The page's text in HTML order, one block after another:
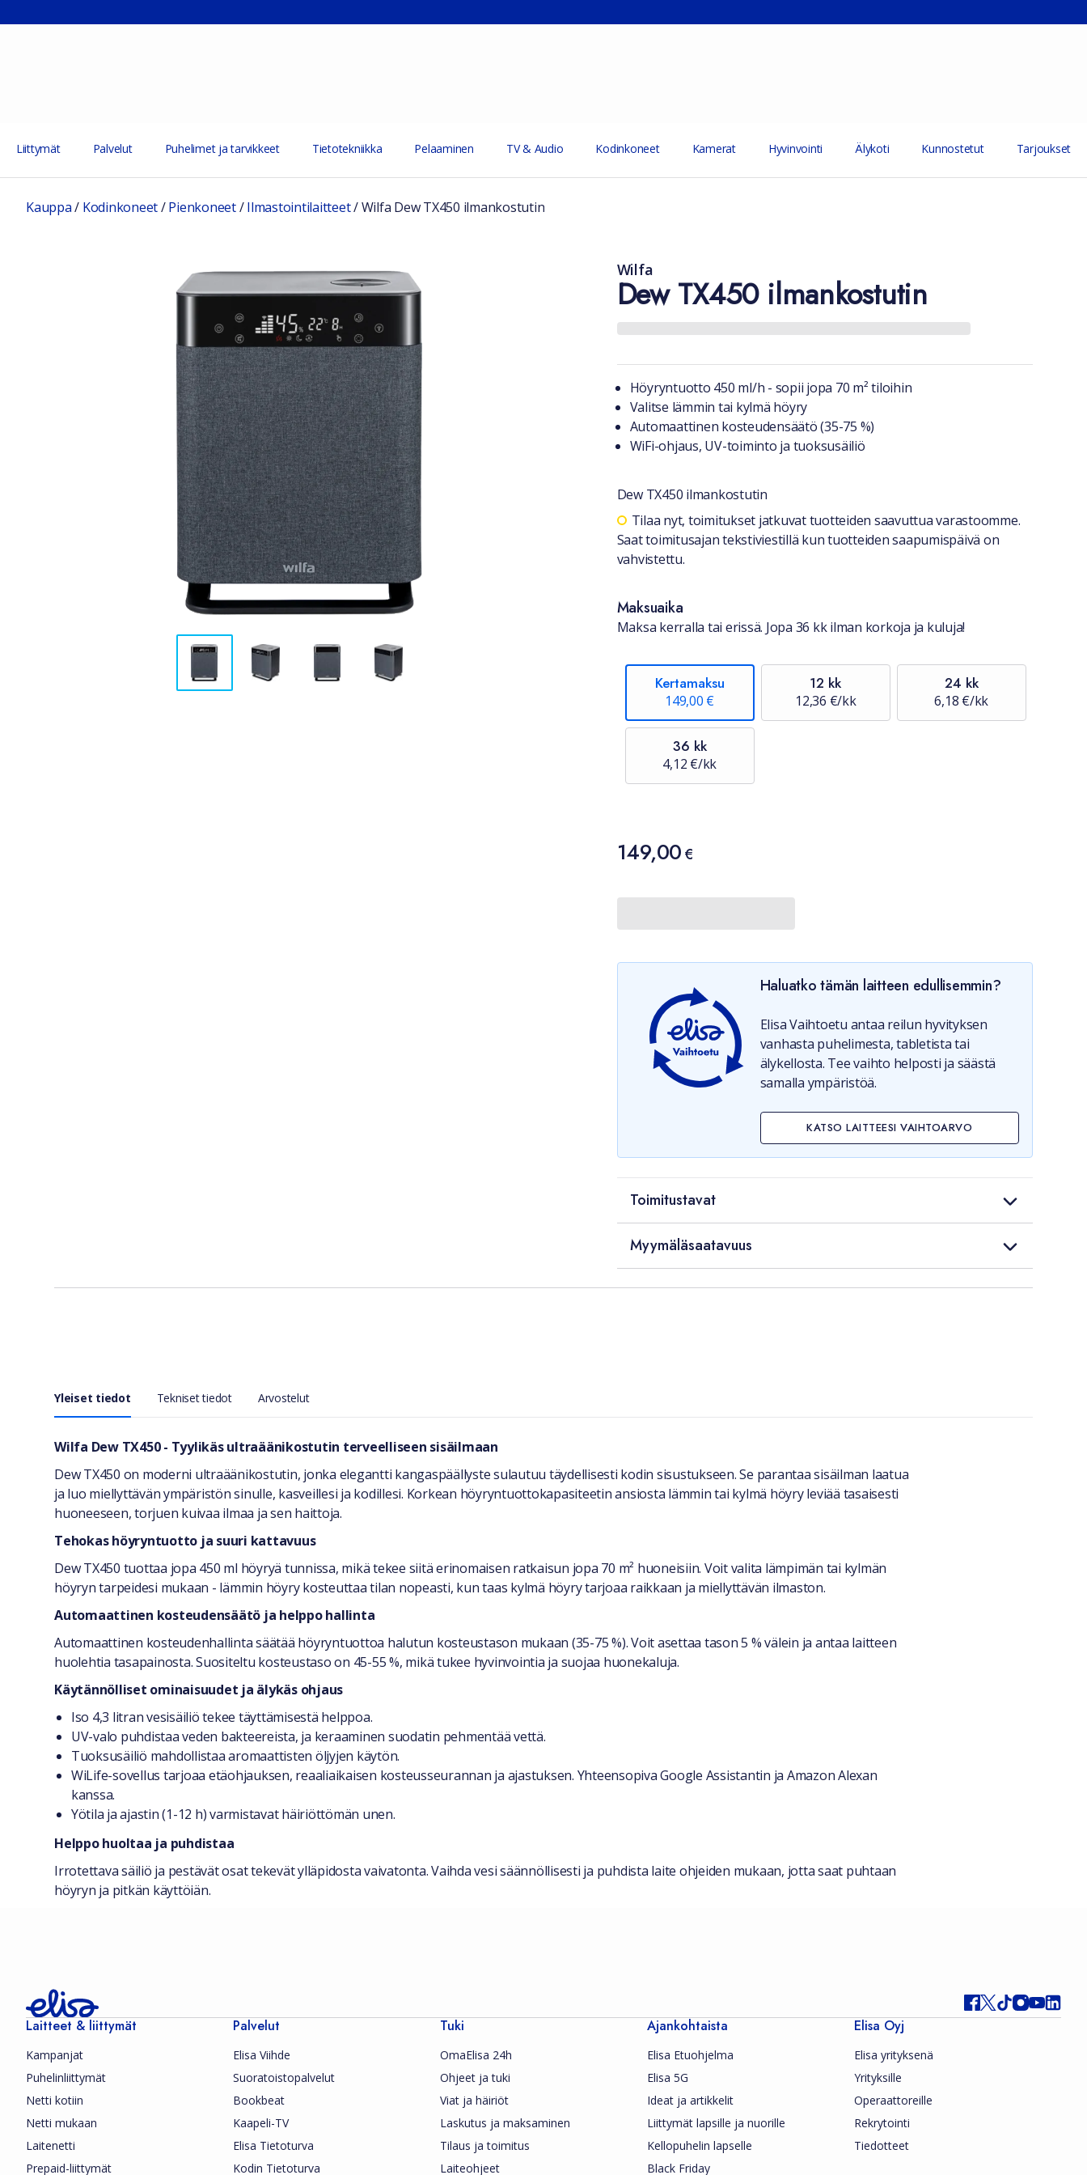
Liittymät Palvelut Puhelimet ja tarvikkeet Tietotekniikka Pelaaminen TV & Audio Kodinkoneet Kamerat Hyvinvointi Älykoti Kunnostetut Tarjoukset
Kauppa/ Kodinkoneet/Pienkoneet/Ilmastointilaitteet/Wilfa Dew TX450 ilmankostutin
Wilfa
Dew TX450 ilmankostutin
Tuotteesta lyhyesti
Höyryntuotto 450 ml/h - sopii jopa 70 m² tiloihin
Valitse lämmin tai kylmä höyry
Automaattinen kosteudensäätö (35-75 %)
WiFi-ohjaus, UV-toiminto ja tuoksusäiliö
Dew TX450 ilmankostutin
Saatavuustiedot
Tilaa nyt, toimitukset jatkuvat tuotteiden saavuttua varastoomme.
Saat toimitusajan tekstiviestillä kun tuotteiden saapumispäivä on
vahvistettu.
Maksuaika
Maksa kerralla tai erissä. Jopa 36 kk ilman korkoja ja kuluja!
Kertamaksu
149,00 €
12 kk
12,36 €/kk
24 kk
6,18 €/kk
36 kk
4,12 €/kk
Hinta
149,00 €
149,00 €
Haluatko tämän laitteen edullisemmin?
Elisa Vaihtoetu antaa reilun hyvityksen
vanhasta puhelimesta, tabletista tai
älykellosta. Tee vaihto helposti ja säästä
samalla ympäristöä.
KATSO LAITTEESI VAIHTOARVO
Toimitustavat
Myymäläsaatavuus
Yleiset tiedot Tekniset tiedot Arvostelut
Yleiset tiedot
Wilfa Dew TX450 - Tyylikäs ultraäänikostutin terveelliseen sisäilmaan
Dew TX450 on moderni ultraäänikostutin, jonka elegantti kangaspäällyste sulautuu täydellisesti kodin sisustukseen. Se parantaa sisäilman laatua
ja luo miellyttävän ympäristön sinulle, kasveillesi ja kodillesi. Korkean höyryntuottokapasiteetin ansiosta lämmin tai kylmä höyry leviää tasaisesti
huoneeseen, torjuen kuivaa ilmaa ja sen haittoja.
Tehokas höyryntuotto ja suuri kattavuus
Dew TX450 tuottaa jopa 450 ml höyryä tunnissa, mikä tekee siitä erinomaisen ratkaisun jopa 70 m² huoneisiin. Voit valita lämpimän tai kylmän
höyryn tarpeidesi mukaan - lämmin höyry kosteuttaa tilan nopeasti, kun taas kylmä höyry tarjoaa raikkaan ja miellyttävän ilmaston.
Automaattinen kosteudensäätö ja helppo hallinta
Automaattinen kosteudenhallinta säätää höyryntuottoa halutun kosteustason mukaan (35-75 %). Voit asettaa tason 5 % välein ja antaa laitteen
huolehtia tasapainosta. Suositeltu kosteustaso on 45-55 %, mikä tukee hyvinvointia ja suojaa huonekaluja.
Käytännölliset ominaisuudet ja älykäs ohjaus
Iso 4,3 litran vesisäiliö tekee täyttämisestä helppoa.
UV-valo puhdistaa veden bakteereista, ja keraaminen suodatin pehmentää vettä.
Tuoksusäiliö mahdollistaa aromaattisten öljyjen käytön.
WiLife-sovellus tarjoaa etäohjauksen, reaaliaikaisen kosteusseurannan ja ajastuksen. Yhteensopiva Google Assistantin ja Amazon Alexan
kanssa.
Yötila ja ajastin (1-12 h) varmistavat häiriöttömän unen.
Helppo huoltaa ja puhdistaa
Irrotettava säiliö ja pestävät osat tekevät ylläpidosta vaivatonta. Vaihda vesi säännöllisesti ja puhdista laite ohjeiden mukaan, jotta saat puhtaan
höyryn ja pitkän käyttöiän.
Laitteet & liittymät
Kampanjat
Puhelinliittymät
Netti kotiin
Netti mukaan
Laitenetti
Prepaid-liittymät
Palvelut
Elisa Viihde
Suoratoistopalvelut
Bookbeat
Kaapeli-TV
Elisa Tietoturva
Kodin Tietoturva
Tuki
OmaElisa 24h
Ohjeet ja tuki
Viat ja häiriöt
Laskutus ja maksaminen
Tilaus ja toimitus
Laiteohjeet
Ajankohtaista
Elisa Etuohjelma
Elisa 5G
Ideat ja artikkelit
Liittymät lapsille ja nuorille
Kellopuhelin lapselle
Black Friday
Elisa Oyj
Elisa yrityksenä
Yrityksille
Operaattoreille
Rekrytointi
Tiedotteet